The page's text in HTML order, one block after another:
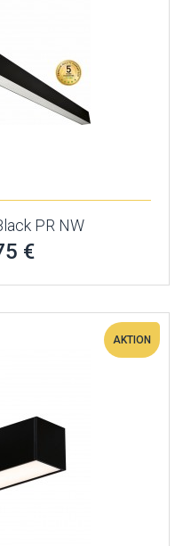
PR NW
€
AKTION